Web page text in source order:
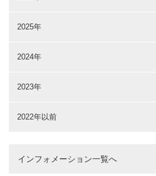
2025年
2024年
2023年
2022年以前
インフォメーション一覧へ